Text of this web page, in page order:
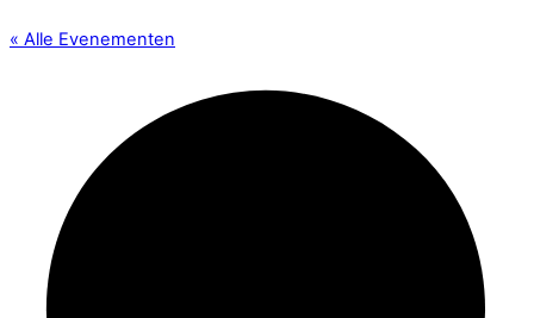
« Alle Evenementen